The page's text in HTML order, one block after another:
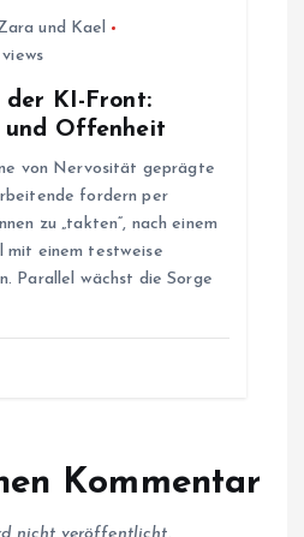
und Kael
der KI-Front:
und Offenheit
von Nervosität geprägte
fordern per
zu „takten“, nach einem
mit einem testweise
Parallel wächst die Sorge
Kommentar